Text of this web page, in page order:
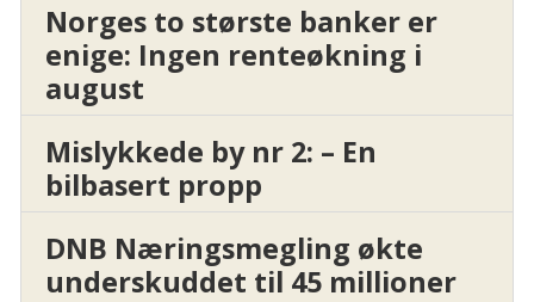
Norges to største banker er
enige: Ingen renteøkning i
august
Mislykkede by nr 2: – En
bilbasert propp
DNB Næringsmegling økte
underskuddet til 45 millioner